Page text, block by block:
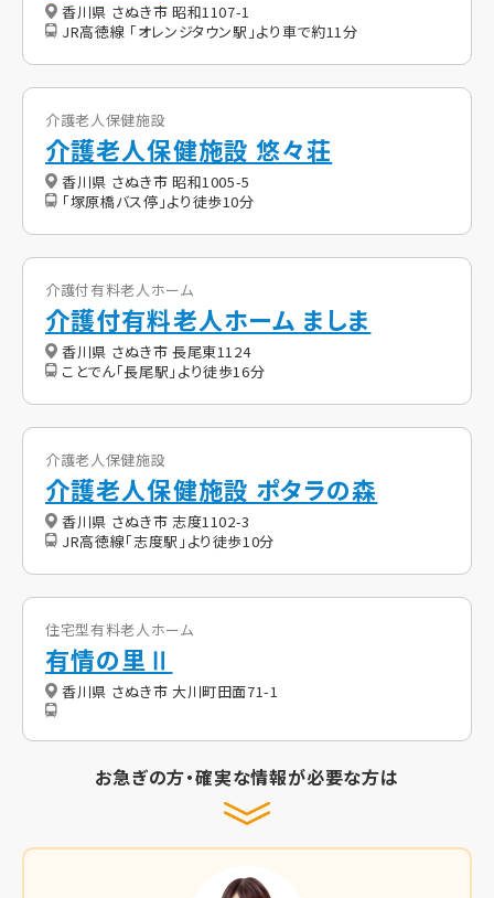
香川県 さぬき市 昭和1107-1
JR高徳線 「オレンジタウン駅」より車で約11分
介護老人保健施設
介護老人保健施設 悠々荘
香川県 さぬき市 昭和1005-5
「塚原橋バス停」より徒歩10分
介護付有料老人ホーム
介護付有料老人ホーム ましま
香川県 さぬき市 長尾東1124
ことでん「長尾駅」より徒歩16分
介護老人保健施設
介護老人保健施設 ポタラの森
香川県 さぬき市 志度1102-3
JR高徳線「志度駅」より徒歩10分
住宅型有料老人ホーム
有情の里Ⅱ
香川県 さぬき市 大川町田面71-1
お急ぎの方・確実な情報が必要な方は